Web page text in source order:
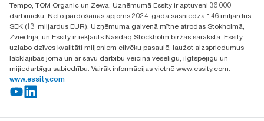
Tempo, TOM Organic un Zewa. Uzņēmumā Essity ir aptuveni 36 000
darbinieku. Neto pārdošanas apjoms 2024. gadā sasniedza 146 miljardus
SEK (13 miljardus EUR). Uzņēmuma galvenā mītne atrodas Stokholmā,
Zviedrijā, un Essity ir iekļauts Nasdaq Stockholm biržas sarakstā. Essity
uzlabo dzīves kvalitāti miljoniem cilvēku pasaulē, laužot aizspriedumus
labklājības jomā un ar savu darbību veicina veselīgu, ilgtspējīgu un
mijiedarbīgu sabiedrību. Vairāk informācijas vietnē www.essity.com.
www.essity.com